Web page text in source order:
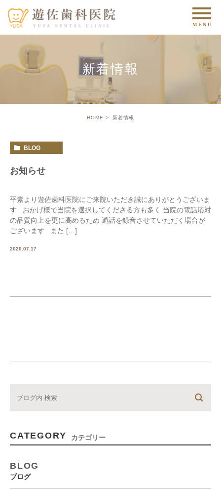
新着情報
HOME 新着情報
BLOG
お知らせ
平素より遊佐歯科医院にご来院いただき誠にありがとうございま
す おかげ様で当院を選択してくださる方も多く 当院の電話応対
の品質向上を更に高めるため 通話を録音させていただく場合が
ございます また […]
2020.07.17
CATEGORY カテゴリー
BLOG
ブログ